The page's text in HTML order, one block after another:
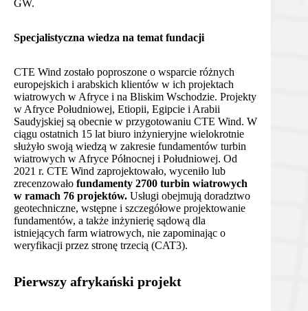
GW.
Specjalistyczna wiedza na temat fundacji
CTE Wind zostało poproszone o wsparcie różnych
europejskich i arabskich klientów w ich projektach
wiatrowych w Afryce i na Bliskim Wschodzie. Projekty
w Afryce Południowej, Etiopii, Egipcie i Arabii
Saudyjskiej są obecnie w przygotowaniu CTE Wind. W
ciągu ostatnich 15 lat biuro inżynieryjne wielokrotnie
służyło swoją wiedzą w zakresie fundamentów turbin
wiatrowych w Afryce Północnej i Południowej. Od
2021 r. CTE Wind zaprojektowało, wyceniło lub
zrecenzowało fundamenty 2700 turbin wiatrowych
w ramach 76 projektów. Usługi obejmują doradztwo
geotechniczne, wstępne i szczegółowe projektowanie
fundamentów, a także inżynierię sądową dla
istniejących farm wiatrowych, nie zapominając o
weryfikacji przez stronę trzecią (CAT3).
Pierwszy afrykański projekt